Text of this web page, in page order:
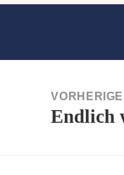
Vorheriger
Endlich